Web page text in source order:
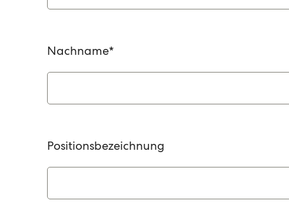
Nachname*
Positionsbezeichnung